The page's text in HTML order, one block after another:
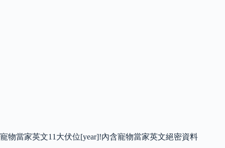
寵物當家英文11大伏位[year]!內含寵物當家英文絕密資料